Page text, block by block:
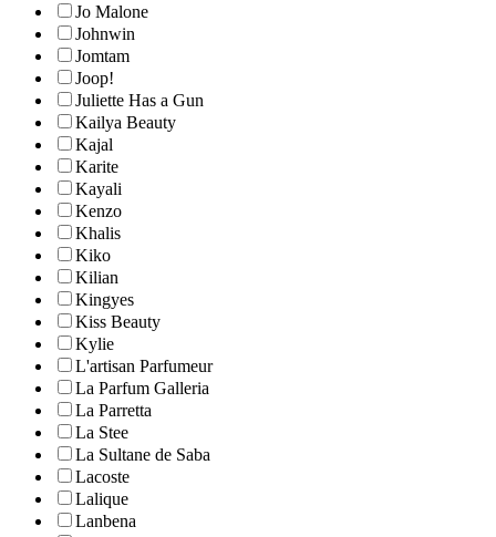
Jo Malone
Johnwin
Jomtam
Joop!
Juliette Has a Gun
Kailya Beauty
Kajal
Karite
Kayali
Kenzo
Khalis
Kiko
Kilian
Kingyes
Kiss Beauty
Kylie
L'artisan Parfumeur
La Parfum Galleria
La Parretta
La Stee
La Sultane de Saba
Lacoste
Lalique
Lanbena